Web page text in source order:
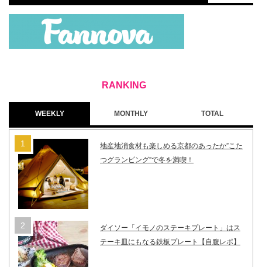
WEEKLY MONTHLY TOTAL
地産地消食材も楽しめる京都のあったか”こた
つグランピング”で冬を満喫！
ダイソー「イモノのステーキプレート」はス
テーキ皿にもなる鉄板プレート【自腹レポ】